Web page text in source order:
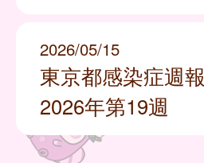
2026/05/15
東京都感染症週報
2026年第19週